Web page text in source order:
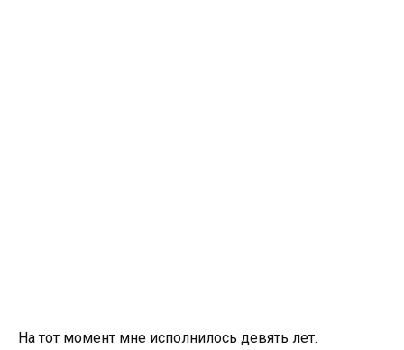
На тот момент мне исполнилось девять лет.